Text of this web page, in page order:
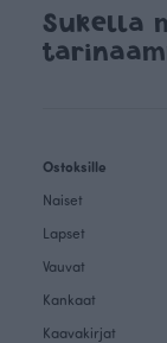
Sukella
Ostoksille
Naiset
Lapset
Vauvat
Kankaat
Kaavakirjat